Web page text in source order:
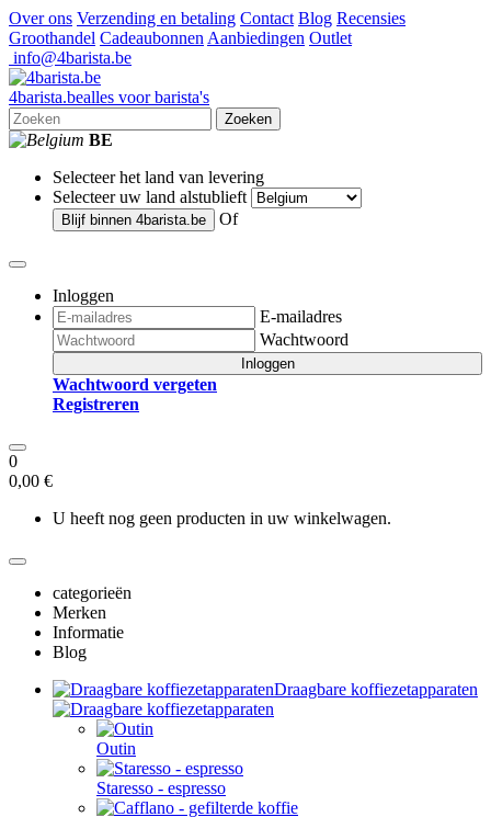
Over ons Verzending en betaling Contact Blog Recensies
Groothandel Cadeaubonnen Aanbiedingen Outlet
info@4barista.be
4barista.bealles voor barista's
Zoeken
BE
Selecteer het land van levering
Selecteer uw land alstublieft
Blijf binnen 4barista.be Of
Inloggen
E-mailadres
Wachtwoord
Inloggen
Wachtwoord vergeten
Registreren
0
0,00 €
U heeft nog geen producten in uw winkelwagen.
categorieën
Merken
Informatie
Blog
Draagbare koffiezetapparaten
Outin
Staresso - espresso